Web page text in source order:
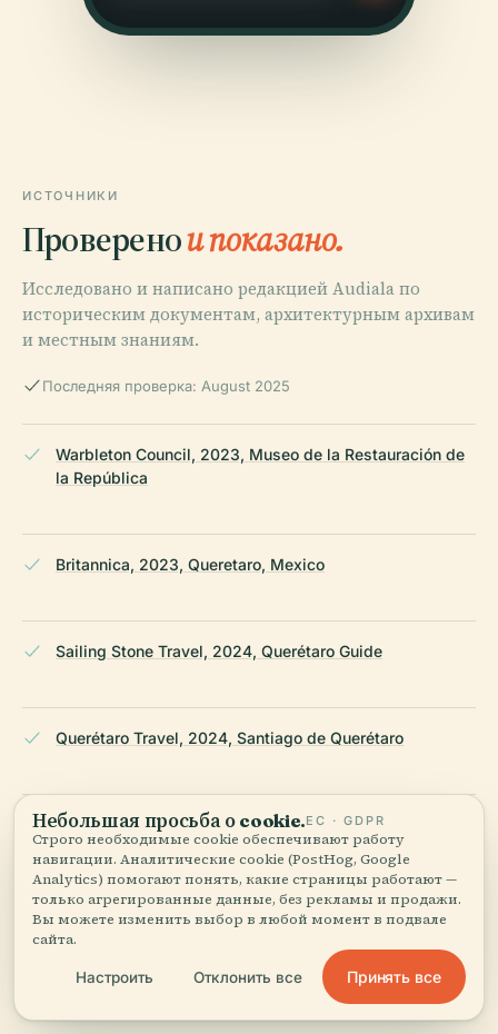
ИСТОЧНИКИ
Проверенои показано.
Исследовано и написано редакцией Audiala по
историческим документам, архитектурным архивам
и местным знаниям.
Последняя проверка: August 2025
Warbleton Council, 2023, Museo de la Restauración de
la República
Britannica, 2023, Queretaro, Mexico
Sailing Stone Travel, 2024, Querétaro Guide
Querétaro Travel, 2024, Santiago de Querétaro
Travel by Mexico, 2024, Places to Visit in Querétaro
Wanderlog, 2024, Best Museums in Querétaro City
TripSavvy, 2023, Things to Do in Querétaro
Небольшая просьба о cookie.ЕС · GDPR
Строго необходимые cookie обеспечивают работу
навигации. Аналитические cookie (PostHog, Google
Analytics) помогают понять, какие страницы работают —
только агрегированные данные, без рекламы и продажи.
Вы можете изменить выбор в любой момент в подвале
сайта.
Настроить Отклонить все Принять все